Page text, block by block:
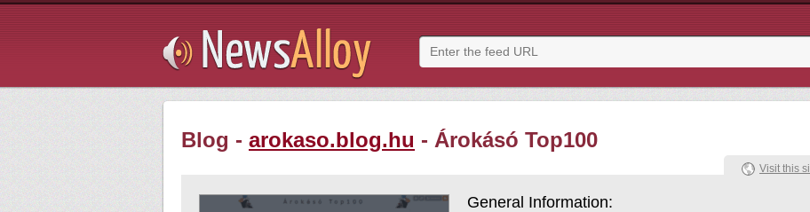
Blog - arokaso.blog.hu - Árokásó Top100
General Information:
Visit this